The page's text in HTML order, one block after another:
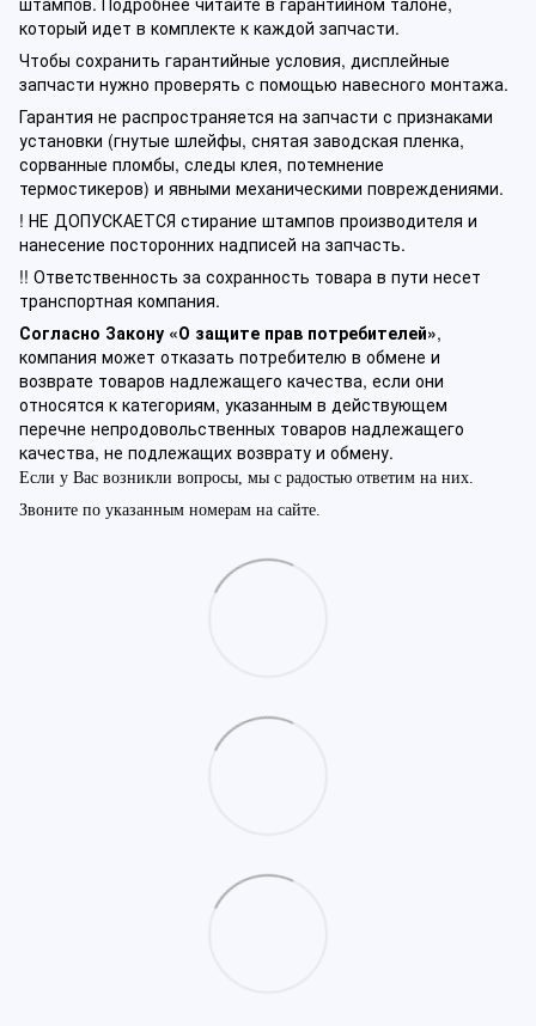
который идет в комплекте к каждой запчасти.
Чтобы сохранить гарантийные условия, дисплейные
запчасти нужно проверять с помощью навесного монтажа.
Гарантия не распространяется на запчасти с признаками
установки (гнутые шлейфы, снятая заводская пленка,
сорванные пломбы, следы клея, потемнение
термостикеров) и явными механическими повреждениями.
! НЕ ДОПУСКАЕТСЯ стирание штампов производителя и
нанесение посторонних надписей на запчасть.
!! Ответственность за сохранность товара в пути несет
транспортная компания.
Согласно Закону «О защите прав потребителей»,
компания может отказать потребителю в обмене и
возврате товаров надлежащего качества, если они
относятся к категориям, указанным в действующем
перечне непродовольственных товаров надлежащего
качества, не подлежащих возврату и обмену.
Если у Вас возникли вопросы, мы с радостью ответим на них.
Звоните по указанным номерам на сайте.